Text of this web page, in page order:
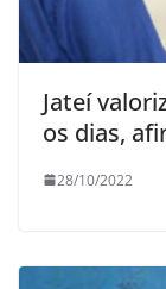
Jateí
os dias,
28/10/2022